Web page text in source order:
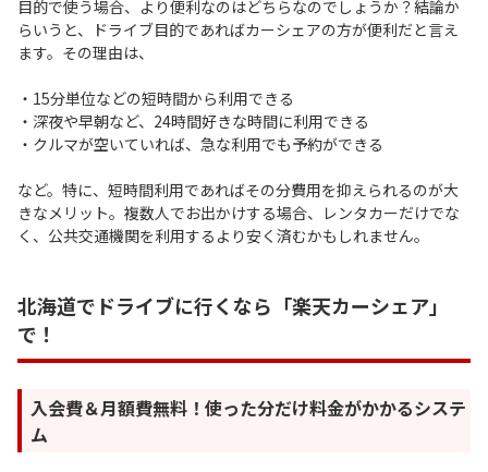
目的で使う場合、より便利なのはどちらなのでしょうか？結論か
らいうと、ドライブ目的であればカーシェアの方が便利だと言え
ます。その理由は、
・15分単位などの短時間から利用できる
・深夜や早朝など、24時間好きな時間に利用できる
・クルマが空いていれば、急な利用でも予約ができる
など。特に、短時間利用であればその分費用を抑えられるのが大
きなメリット。複数人でお出かけする場合、レンタカーだけでな
く、公共交通機関を利用するより安く済むかもしれません。
北海道でドライブに行くなら「楽天カーシェア」
で！
入会費＆月額費無料！使った分だけ料金がかかるシステ
ム